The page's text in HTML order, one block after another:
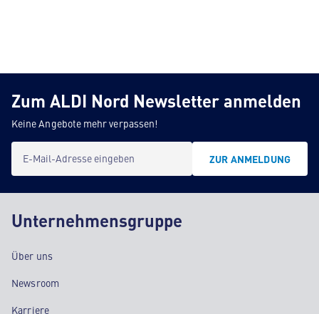
Zum ALDI Nord Newsletter anmelden
Keine Angebote mehr verpassen!
E-Mail-Adresse eingeben ZUR ANMELDUNG
Unternehmensgruppe
Über uns
Newsroom
Karriere